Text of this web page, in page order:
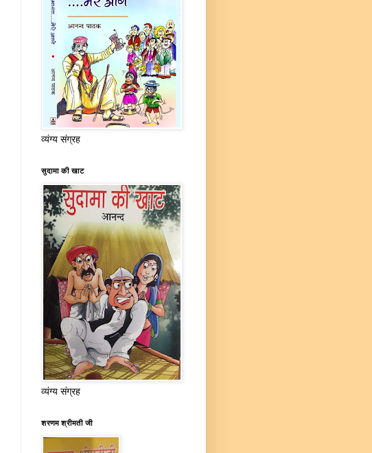
व्यंग्य संग्रह
सुदामा की खाट
व्यंग्य संग्रह
शरणम श्रीमती जी